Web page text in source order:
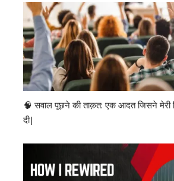
🧠 सवाल पूछने की ताक़त: एक आदत जिसने मेरी
दी|